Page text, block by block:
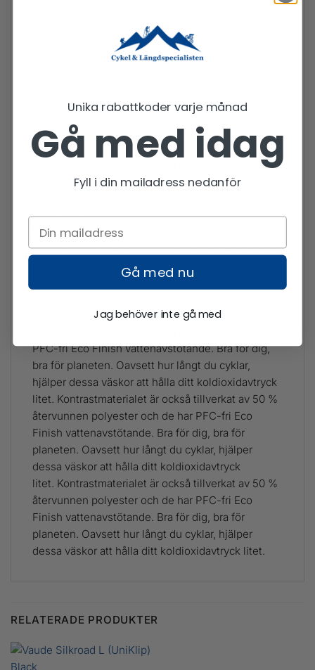
bra för planeten. Oavsett hur långt du cyklar,
hjälper dessa väskor att hålla ditt koldioxidavtryck
litet. Den har även en ytterficka. När väskorna är
växelväven. Regnskydd till alla tre väskorna
ingår. Det primära materialet i påsarna är 100 %
återvunnen PET. Kontrastmaterialet är också
tillverkat av 50 % återvunnen polyester och de har
PFC-fri Eco Finish vattenavstötande. Bra för dig,
hjälper dessa väskor att hålla ditt koldioxidavtryck
litet. Den har även en ytterficka. När väskorna är
helt monterade på din cykel kan du ladda ditt tält,
sovsäck eller underlägg ovanpå med clip-on
växelväven. Regnskydd till alla tre väskorna
återvunnen PET. Kontrastmaterialet är också
PFC-fri Eco Finish vattenavstötande. Bra för dig,
bra för planeten. Oavsett hur långt du cyklar,
hjälper dessa väskor att hålla ditt koldioxidavtryck
litet. Kontrastmaterialet är också tillverkat av 50 %
återvunnen polyester och de har PFC-fri Eco
Finish vattenavstötande. Bra för dig, bra för
planeten. Oavsett hur långt du cyklar, hjälper
dessa väskor att hålla ditt koldioxidavtryck
litet. Kontrastmaterialet är också tillverkat av 50 %
återvunnen polyester och de har PFC-fri Eco
Finish vattenavstötande. Bra för dig, bra för
planeten. Oavsett hur långt du cyklar, hjälper
dessa väskor att hålla ditt koldioxidavtryck litet.
RELATERADE PRODUKTER
Unika rabattkoder varje månad
Gå med idag
Fyll i din mailadress nedanför
Gå med nu
Jag behöver inte gå med